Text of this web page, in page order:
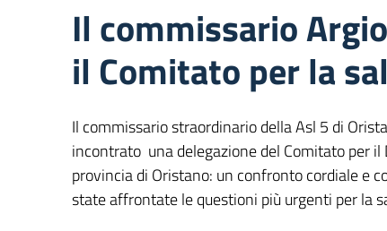
Il commissario
il Comitato per la
Il commissario straordinario della Asl 5 di
incontrato una delegazione del Comitato per
provincia di Oristano: un confronto cordiale e
state affrontate le questioni più urgenti per la